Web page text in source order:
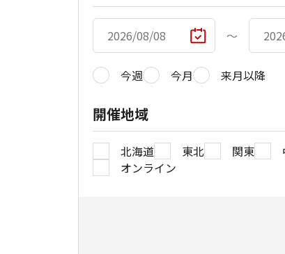
〜
今週 今月 来月以降
開催地域
北海道 東北 関東
オンライン